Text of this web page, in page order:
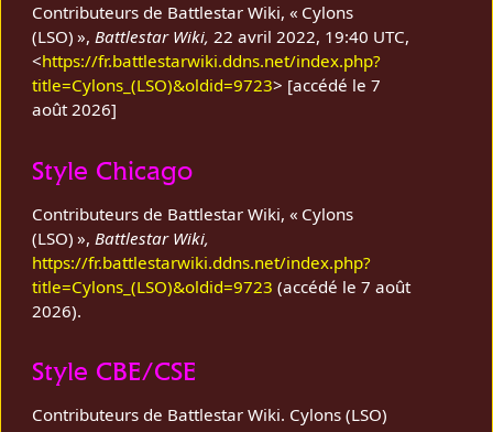
Contributeurs de Battlestar Wiki, « Cylons
(LSO) »,Battlestar Wiki, 22 avril 2022, 19:40 UTC,
<https://fr.battlestarwiki.ddns.net/index.php?
title=Cylons_(LSO)&oldid=9723> [accédé le 7
août 2026]
Style Chicago
Contributeurs de Battlestar Wiki, « Cylons
(LSO) », Battlestar Wiki,
https://fr.battlestarwiki.ddns.net/index.php?
title=Cylons_(LSO)&oldid=9723 (accédé le 7 août
2026).
Style CBE/CSE
Contributeurs de Battlestar Wiki. Cylons (LSO)